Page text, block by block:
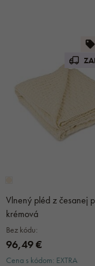
Vlnený pléd z česanej
krémová
Bez kódu:
96,49 €
Cena s kódom: EXTRA